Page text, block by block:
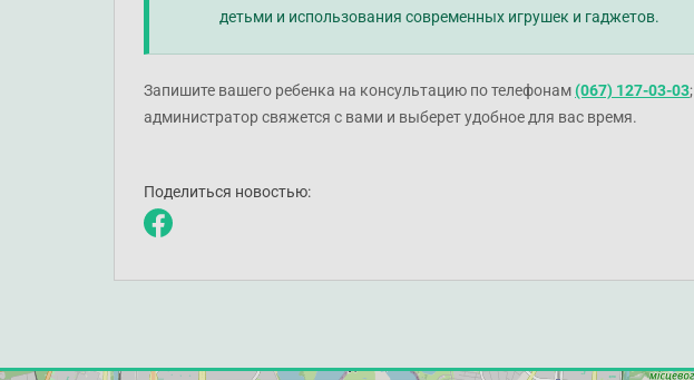
детьми и использования современных игрушек и гаджетов.
Запишите вашего ребенка на консультацию по телефонам(067) 127-03-03;
администратор свяжется с вами и выберет удобное для вас время.
Поделиться новостью: